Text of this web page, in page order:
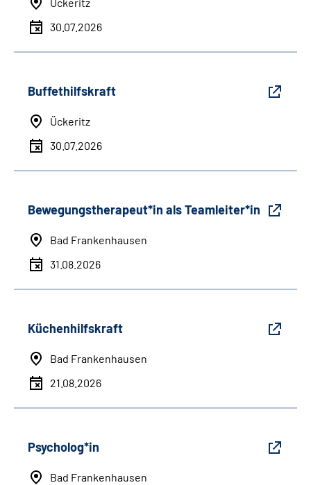
30.07.2026
Buffethilfskraft
Ückeritz
30.07.2026
Bewegungstherapeut*in als Teamleiter*in
Bad Frankenhausen
31.08.2026
Küchenhilfskraft
Bad Frankenhausen
21.08.2026
Psycholog*in
Bad Frankenhausen